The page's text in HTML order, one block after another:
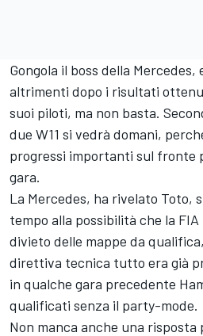
Gongola il boss della
altrimenti dopo i risultati
suoi piloti, ma non basta.
due W11 si vedrà domani,
progressi importanti sul fronte
gara.
La Mercedes, ha rivelato Toto,
tempo alla possibilità che la
divieto delle mappe da
direttiva tecnica tutto era già
in qualche gara precedente
qualificati senza il party-mode.
Non manca anche una